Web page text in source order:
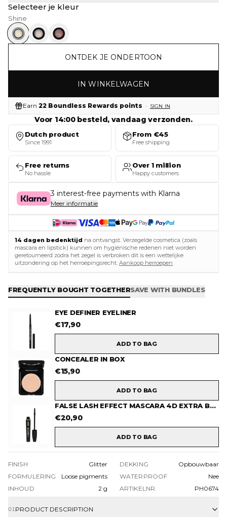
Selecteer je kleur
Shine
ONTDEK JE ONDERTOON
IN WINKELWAGEN
Earn 22 Boundless Rewards points · SIGN IN
Voor 14:00 besteld, vandaag verzonden.
Dutch product
Since 1991
From €45
Free shipping
Free returns
No hassle
Over 1 million
Happy customers
3 interest-free payments with Klarna
Meer informatie
14 dagen bedenktijd na ontvangst. Verzegelde cosmetica (zoals
mascara en lipstick) kunnen om hygiënische redenen niet worden
geretourneerd zodra het zegel is verbroken dit is een wettelijke
uitzondering op het herroepingsrecht. Aankoop herroepen
FREQUENTLY BOUGHT TOGETHERSAVE WITH BUNDLES
EYE DEFINER EYELINER
€17,90
ADD TO BAG
CONCEALER IN BOX
€15,90
ADD TO BAG
FALSE LASH EFFECT MASCARA 4D EXTRA BLACK
€20,90
ADD TO BAG
FINISH Glitter DEKKING
Opbouwbaar
FORMULERING
Loose pigments WATERPROOF
Nee
INHOUD
2 g ARTIKELNR. PH0674
01PRODUCT DESCRIPTION